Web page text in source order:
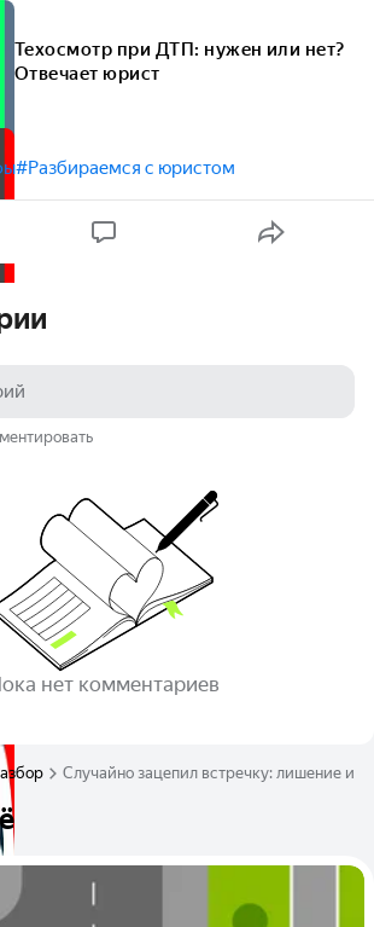
Техосмотр при ДТП: нужен или нет?
Отвечает юрист
#Разбираемся с юристом
нет комментариев
Случайно зацепил встречку: лишение